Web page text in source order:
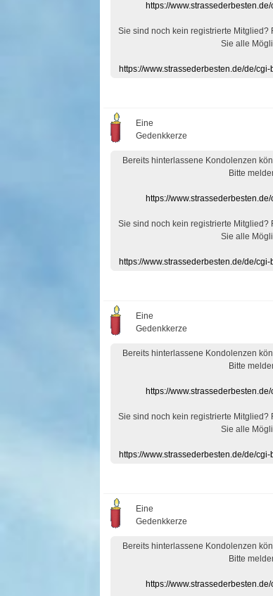
https://
Sie sind noch kein registrierte
Sie alle
https://www.strassederbesten.de/de/
Eine
Gedenkkerze
Bereits hinterlassene Kondolenzen
Bitte
https://
Sie sind noch kein registrierte
Sie alle
https://www.strassederbesten.de/de/
Eine
Gedenkkerze
Bereits hinterlassene Kondolenzen
Bitte
https://
Sie sind noch kein registrierte
Sie alle
https://www.strassederbesten.de/de/
Eine
Gedenkkerze
Bereits hinterlassene Kondolenzen
Bitte
https://